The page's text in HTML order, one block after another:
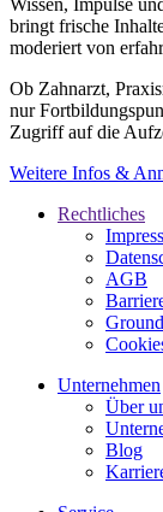
bringt frische
moderiert von
Ob Zahnarzt,
nur
Zugriff auf die
Weitere Infos &
Rechtliches
AGB
Unternehmen
Über
Blog